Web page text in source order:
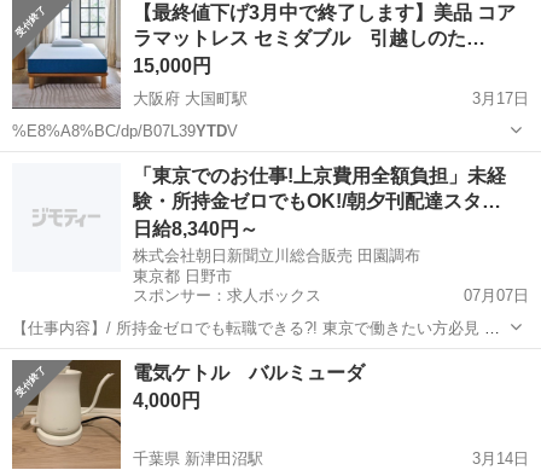
【最終値下げ3月中で終了します】美品 コア
ラマットレス セミダブル 引越しのた…
15,000円
大阪府 大国町駅
3月17日
%E8%A8%BC/dp/B07L39YTDV
大国町駅 寝具 コアラ
「東京でのお仕事!上京費用全額負担」未経
験・所持金ゼロでもOK!/朝夕刊配達スタ…
日給8,340円～
株式会社朝日新聞立川総合販売 田園調布
東京都 日野市
スポンサー：求人ボックス
07月07日
【仕事内容】/ 所持金ゼロでも転職できる?! 東京で働きたい方必見 即
日入居可!家具家電付きの寮・社宅あり! 引っ越しや上京の費用は”すべ
て”負担します 必ず面接!電話面接もOK! 魅力ポイント 家具家電付きの
寮・社宅を完備 無資...
アルバイト・パート
電気ケトル バルミューダ
4,000円
千葉県 新津田沼駅
3月14日